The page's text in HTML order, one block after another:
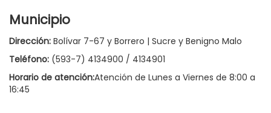
Municipio
Dirección: Bolívar 7-67 y Borrero | Sucre y Benigno Malo
Teléfono: (593-7) 4134900 / 4134901
Horario de atención:Atención de Lunes a Viernes de 8:00 a
16:45